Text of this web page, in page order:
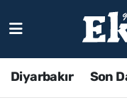
Diyarbakır Son